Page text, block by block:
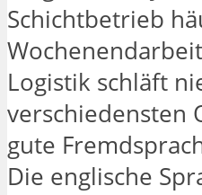
Schichtbetrieb
Logistik schläft
verschiedensten
gute
Die englische